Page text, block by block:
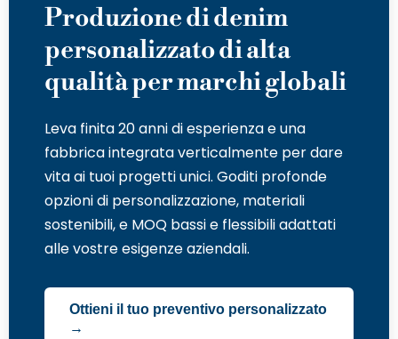
Produzione di denim
personalizzato di alta
qualità per marchi globali
Leva finita 20 anni di esperienza e una
fabbrica integrata verticalmente per dare
vita ai tuoi progetti unici. Goditi profonde
opzioni di personalizzazione, materiali
sostenibili, e MOQ bassi e flessibili adattati
alle vostre esigenze aziendali.
Ottieni il tuo preventivo personalizzato
→